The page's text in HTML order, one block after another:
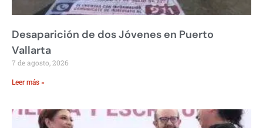
Desaparición de dos Jóvenes en Puerto
Vallarta
7 de agosto, 2026
Leer más »